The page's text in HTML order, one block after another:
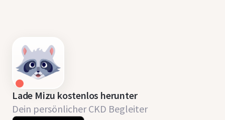
Lade Mizu kostenlos herunter
Dein persönlicher CKD Begleiter